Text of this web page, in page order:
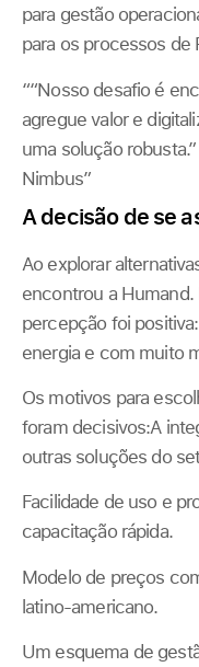
para gestão
para os processos
““Nosso desafio é
agregue valor e
uma solução
Nimbus”
A decisão de se
Ao explorar
encontrou a
percepção foi
energia e com muito
Os motivos para
foram decisivos:A
outras soluções do
Facilidade de uso e
capacitação rápida.
Modelo de preços
latino-americano.
Um esquema de